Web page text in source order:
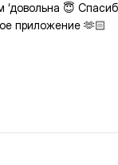
😇 Спасибо тому, кто
приложение 🫶🏻